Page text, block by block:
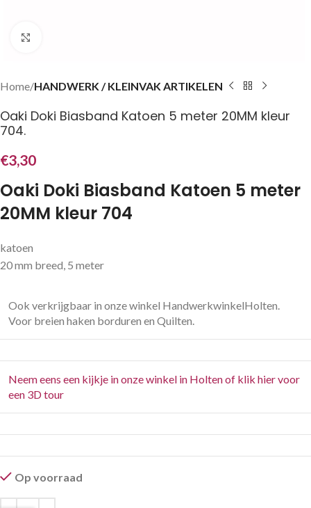
Home HANDWERK / KLEINVAK ARTIKELEN
Oaki Doki Biasband Katoen 5 meter 20MM kleur
704.
€3,30
Oaki Doki Biasband Katoen 5 meter
20MM kleur 704
katoen
20 mm breed, 5 meter
Ook verkrijgbaar in onze winkel HandwerkwinkelHolten.
Voor breien haken borduren en Quilten.
Neem eens een kijkje in onze winkel in Holten of klik hier voor
een 3D tour
Op voorraad